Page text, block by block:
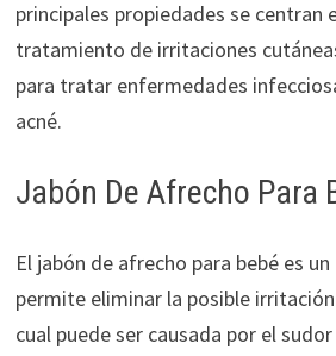
principales propiedades se centran
tratamiento de irritaciones
para tratar enfermedades
acné.
Jabón De Afrecho Para
El jabón de afrecho para bebé es
permite eliminar la posible
cual puede ser causada por el